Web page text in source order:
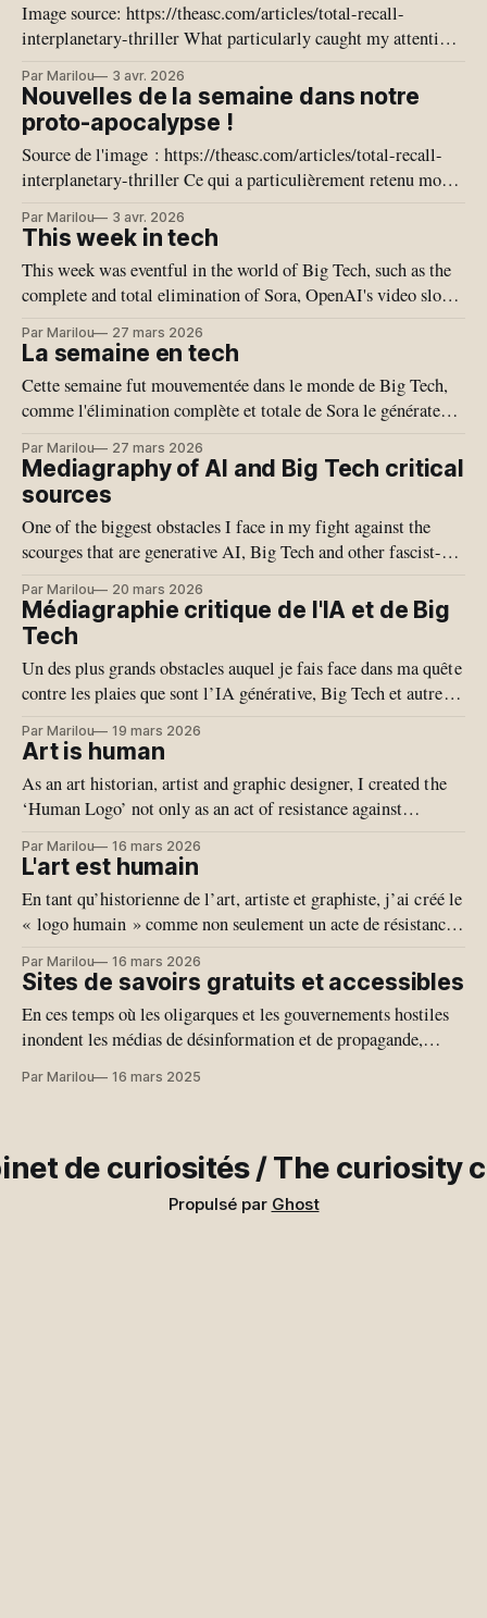
Image source: https://theasc.com/articles/total-recall-
interplanetary-thriller What particularly caught my attention
journalists; they have completely delegated their minds to the
plagiarism machine. Some journalists no longer write their
own texts and are proud of
Par Marilou 3 avr. 2026
Nouvelles de la semaine dans notre
proto-apocalypse !
Source de l'image : https://theasc.com/articles/total-recall-
interplanetary-thriller Ce qui a particulièrement retenu mon
n’en sont plus; qui ont complètement délégué leurs cerveau à
Par Marilou 3 avr. 2026
This week in tech
This week was eventful in the world of Big Tech, such as the
complete and total elimination of Sora, OpenAI's video slop
lost in court. Wikipedia has banned the use of generative AI
Par Marilou 27 mars 2026
La semaine en tech
Cette semaine fut mouvementée dans le monde de Big Tech,
comme l'élimination complète et totale de Sora le générateur
Meta et Youtube ont perdu en cour. Wikipedia a interdit
l'utilisation de l'IA
Par Marilou 27 mars 2026
Mediagraphy of AI and Big Tech critical
sources
One of the biggest obstacles I face in my fight against the
scourges that are generative AI, Big Tech and other fascist-
critical literature on the subject. This makes it difficult to
have conversations about it without coming
Par Marilou 20 mars 2026
Médiagraphie critique de l'IA et de Big
Tech
Un des plus grands obstacles auquel je fais face dans ma quête
contre les plaies que sont l’IA générative, Big Tech et autres
au courant de toute la documentation critique sur le sujet. Il
Par Marilou 19 mars 2026
Art is human
As an art historian, artist and graphic designer, I created the
‘Human Logo’ not only as an act of resistance against
creativity. Because I am proud of my work, which comes
Par Marilou 16 mars 2026
L'art est humain
En tant qu’historienne de l’art, artiste et graphiste, j’ai créé le
« logo humain » comme non seulement un acte de résistance
propre créativité. Parce que je suis fière de mon travail, qui
vient entièrement de moi. Je
Par Marilou 16 mars 2026
Sites de savoirs gratuits et accessibles
En ces temps où les oligarques et les gouvernements hostiles
inondent les médias de désinformation et de propagande,
savoir doit être défendu. Je vous propose quelques sites
Par Marilou 16 mars 2025
de curiosités / The curiosity
Propulsé par Ghost